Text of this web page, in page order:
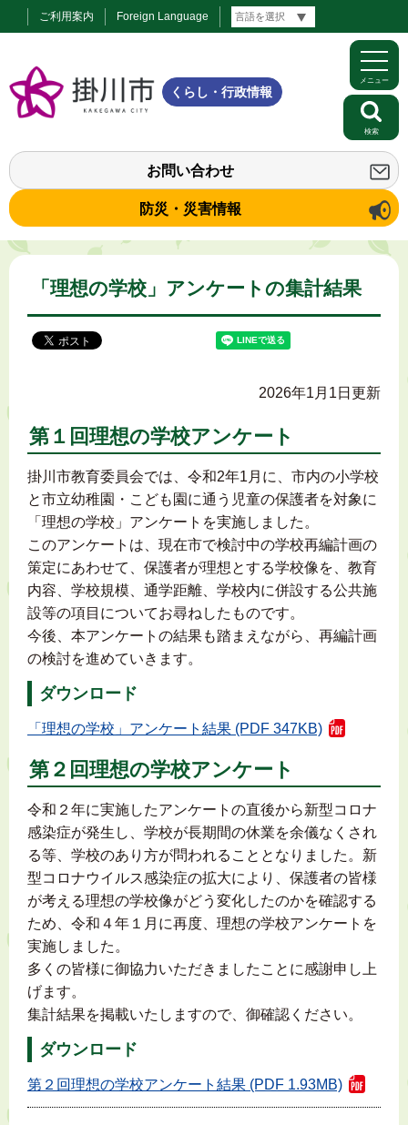
ご利用案内 Foreign Language
くらし・行政情報
お問い合わせ
防災・災害情報
メニュー
検索
「理想の学校」アンケートの集計結果
2026年1月1日更新
第１回理想の学校アンケート
掛川市教育委員会では、令和2年1月に、市内の小学校
と市立幼稚園・こども園に通う児童の保護者を対象に
「理想の学校」アンケートを実施しました。
このアンケートは、現在市で検討中の学校再編計画の
策定にあわせて、保護者が理想とする学校像を、教育
内容、学校規模、通学距離、学校内に併設する公共施
設等の項目についてお尋ねしたものです。
今後、本アンケートの結果も踏まえながら、再編計画
の検討を進めていきます。
ダウンロード
「理想の学校」アンケート結果 (PDF 347KB)
第２回理想の学校アンケート
令和２年に実施したアンケートの直後から新型コロナ
感染症が発生し、学校が長期間の休業を余儀なくされ
る等、学校のあり方が問われることとなりました。新
型コロナウイルス感染症の拡大により、保護者の皆様
が考える理想の学校像がどう変化したのかを確認する
ため、令和４年１月に再度、理想の学校アンケートを
実施しました。
多くの皆様に御協力いただきましたことに感謝申し上
げます。
集計結果を掲載いたしますので、御確認ください。
ダウンロード
第２回理想の学校アンケート結果 (PDF 1.93MB)